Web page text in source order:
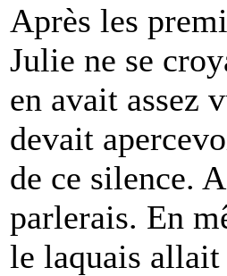
Après les
Julie ne se
en avait assez
devait
de ce silence.
parlerais. En
le laquais allait